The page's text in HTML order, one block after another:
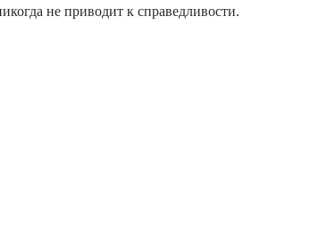
не приводит к справедливости.